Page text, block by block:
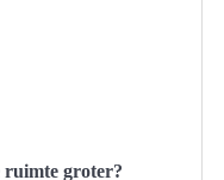
ruimte groter?